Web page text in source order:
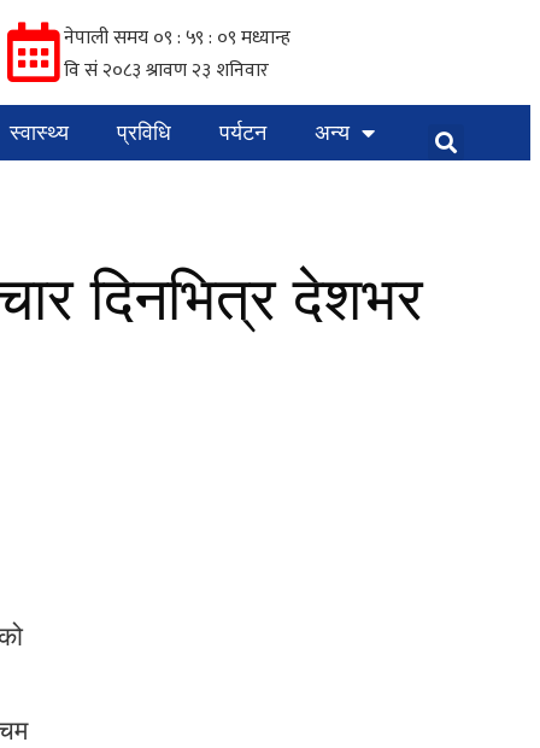
स्वास्थ्य प्रविधि पर्यटन अन्य
दिनभित्र देशभर